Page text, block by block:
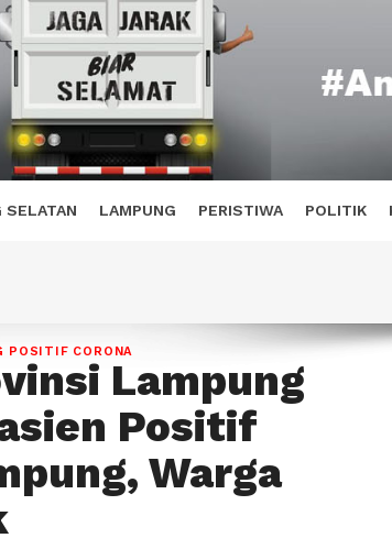
SELATAN LAMPUNG PERISTIWA POLITIK
POSITIF CORONA
Lampung
Positif
Warga